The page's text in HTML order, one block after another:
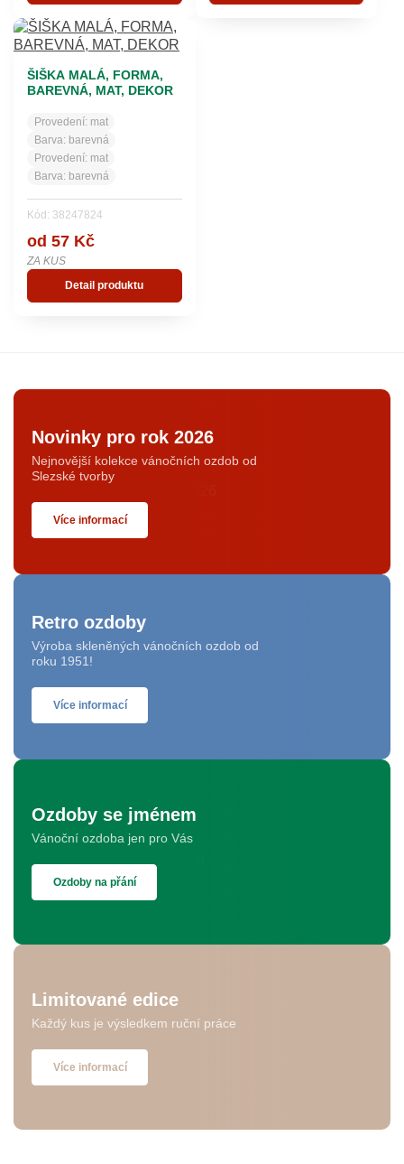
ŠIŠKA MALÁ, FORMA,
BAREVNÁ, MAT, DEKOR
Provedení: mat
Barva: barevná
Provedení: mat
Barva: barevná
Kód: 38247824
od 57 Kč
ZA KUS
Detail produktu
Novinky pro rok 2026
Nejnovější kolekce vánočních ozdob od
Slezské tvorby
Více informací
Retro ozdoby
Výroba skleněných vánočních ozdob od
roku 1951!
Více informací
Ozdoby se jménem
Vánoční ozdoba jen pro Vás
Ozdoby na přání
Limitované edice
Každý kus je výsledkem ruční práce
Více informací